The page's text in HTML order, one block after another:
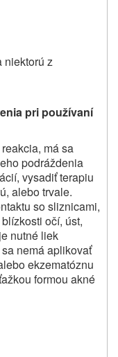
niektorú z
pri používaní
má sa
podráždenia
vysadiť terapiu
alebo trvale.
so sliznicami,
očí, úst,
nutné liek
nemá aplikovať
ekzematóznu
formou akné